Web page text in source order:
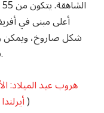
فندق وجزء من المكاتب وجزء من الشقق.
هروب عيد الميلاد:
)